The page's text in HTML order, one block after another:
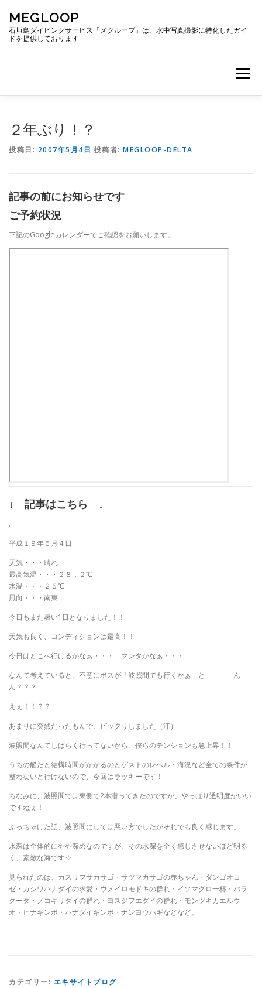
ッ
MEGLOOP
石垣島ダイビングサービス「メグループ」は、水中写真撮影に特化したガイ
ドを提供しております
メニュー
２年ぶり！？
投稿日: 2007年5月4日 投稿者: MEGLOOP-DELTA
記事の前にお知らせです
ご予約状況
下記のGoogleカレンダーでご確認をお願いします。
↓ 記事はこちら ↓
.
平成１９年５月４日
天気・・・晴れ
最高気温・・・２８．２℃
水温・・・２５℃
風向・・・南東
今日もまた暑い1日となりました！！
天気も良く、コンディションは最高！！
今日はどこへ行けるかなぁ・・・ マンタかなぁ・・・
なんて考えていると、不意にボスが「波照間でも行くかぁ」と ん
ん？？？
えぇ！！？？
あまりに突然だったもんで、ビックリしました（汗）
波照間なんてしばらく行ってないから、僕らのテンションも急上昇！！
うちの船だと結構時間がかかるのとゲストのレベル・海況など全ての条件が
整わないと行けないので、今回はラッキーです！
ちなみに、波照間では東側で2本潜ってきたのですが、やっぱり透明度がいい
ですねぇ！
ぶっちゃけた話、波照間にしては悪い方でしたがそれでも良く感じます。
水深は全体的にやや深めなのですが、その水深を全く感じさせないほど明る
く、素敵な海です☆
見られたのは、カスリフサカサゴ・サツマカサゴの赤ちゃん・ダンゴオコ
ゼ・カシワハナダイの求愛・ウメイロモドキの群れ・イソマグロ一杯・バラ
クーダ・ノコギリダイの群れ・ヨスジフエダイの群れ・モンツキカエルウ
オ・ヒナギンポ・ハナダイギンポ・ナンヨウハギなどなど。
カテゴリー: エキサイトブログ